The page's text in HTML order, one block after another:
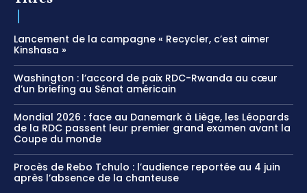
Lancement de la campagne « Recycler, c’est aimer
Kinshasa »
Washington : l’accord de paix RDC-Rwanda au cœur
d’un briefing au Sénat américain
Mondial 2026 : face au Danemark à Liège, les Léopards
de la RDC passent leur premier grand examen avant la
Coupe du monde
Procès de Rebo Tchulo : l’audience reportée au 4 juin
après l’absence de la chanteuse